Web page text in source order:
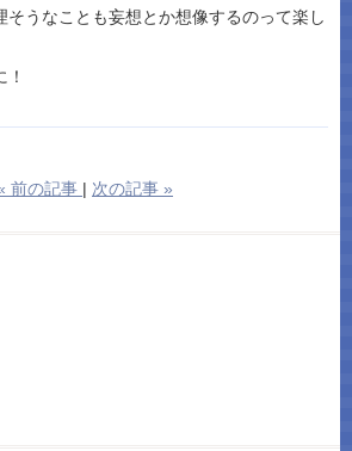
そうなことも妄想とか想像するのって楽し
前の記事 次の記事 »